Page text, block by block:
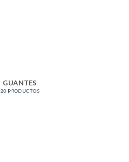
GUANTES
20 PRODUCTOS